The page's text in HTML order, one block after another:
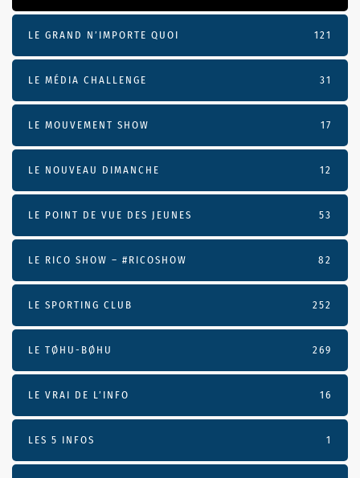
LE GRAND N’IMPORTE QUOI 121
LE MÉDIA CHALLENGE 31
LE MOUVEMENT SHOW 17
LE NOUVEAU DIMANCHE 12
LE POINT DE VUE DES JEUNES 53
LE RICO SHOW – #RICOSHOW 82
LE SPORTING CLUB 252
LE TØHU-BØHU 269
LE VRAI DE L’INFO 16
LES 5 INFOS 1